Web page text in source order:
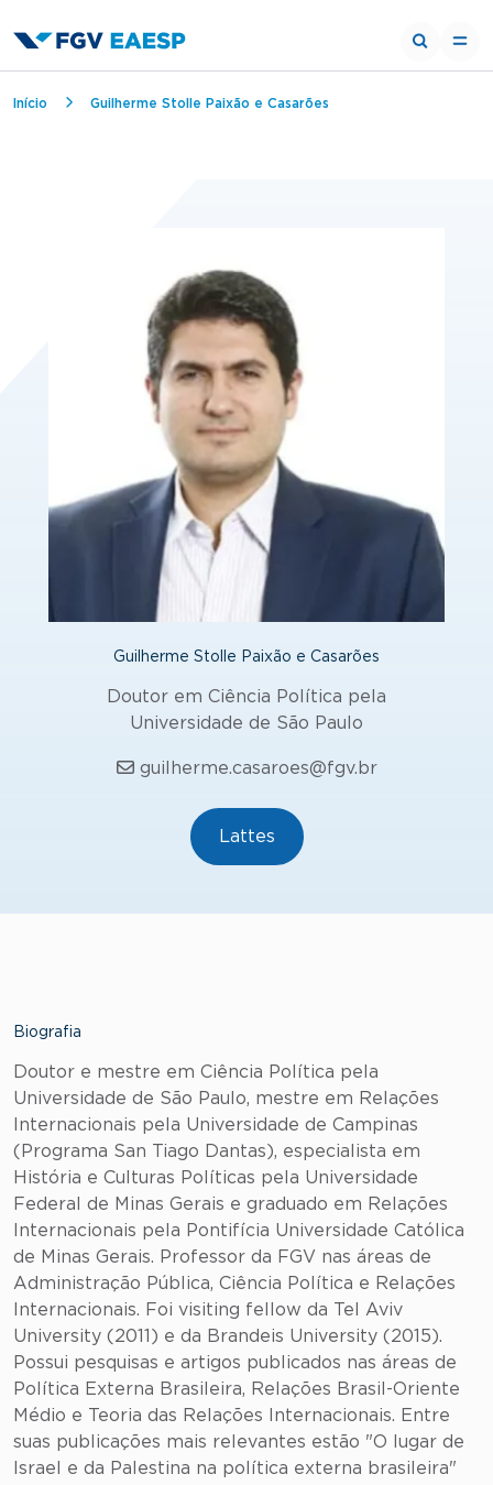
Trilha de navegação
Início Guilherme Stolle Paixão e Casarões
Guilherme Stolle Paixão e Casarões
Doutor em Ciência Política pela
Universidade de São Paulo
guilherme.casaroes@fgv.br
Lattes
Biografia
Doutor e mestre em Ciência Política pela
Universidade de São Paulo, mestre em Relações
Internacionais pela Universidade de Campinas
(Programa San Tiago Dantas), especialista em
História e Culturas Políticas pela Universidade
Federal de Minas Gerais e graduado em Relações
Internacionais pela Pontifícia Universidade Católica
de Minas Gerais. Professor da FGV nas áreas de
Administração Pública, Ciência Política e Relações
Internacionais. Foi visiting fellow da Tel Aviv
University (2011) e da Brandeis University (2015).
Possui pesquisas e artigos publicados nas áreas de
Política Externa Brasileira, Relações Brasil-Oriente
Médio e Teoria das Relações Internacionais. Entre
suas publicações mais relevantes estão "O lugar de
Israel e da Palestina na política externa brasileira"